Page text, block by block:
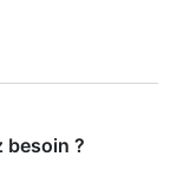
besoin ?